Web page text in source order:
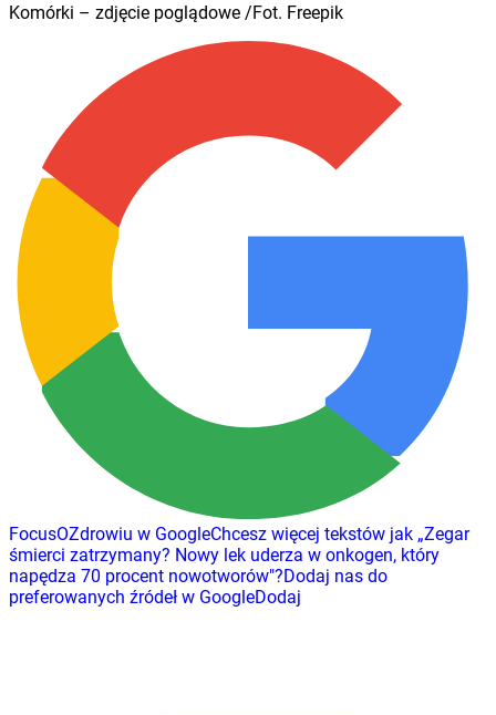
Komórki – zdjęcie poglądowe /Fot. Freepik
FocusOZdrowiu w GoogleChcesz więcej tekstów jak „Zegar
śmierci zatrzymany? Nowy lek uderza w onkogen, który
napędza 70 procent nowotworów"?Dodaj nas do
preferowanych źródeł w GoogleDodaj